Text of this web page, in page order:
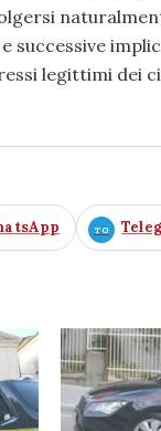
successive
legittimi dei